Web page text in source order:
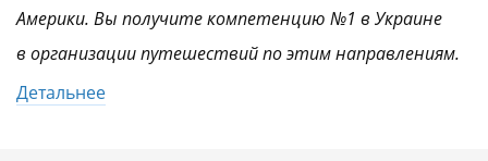
Америки. Вы получите компетенцию №1 в Украине
в организации путешествий по этим направлениям.
Детальнее